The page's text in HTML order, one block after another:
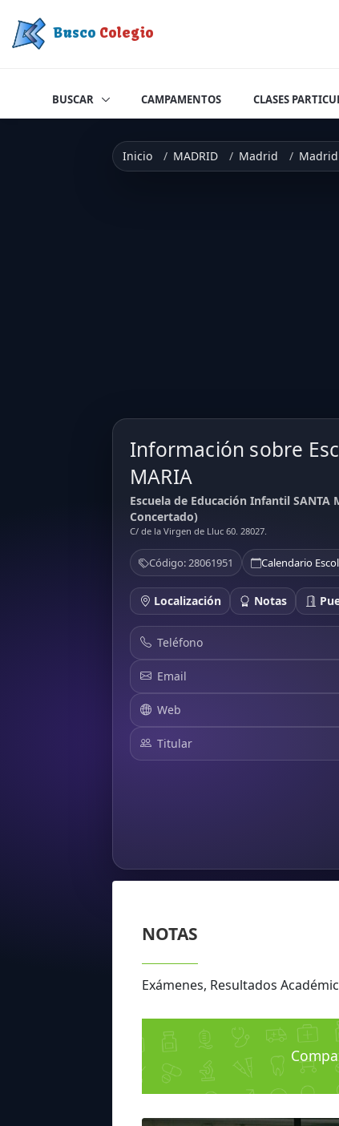
Busco Colegio
BUSCAR CAMPAMENTOS CLASES
Inicio MADRID Madrid Madrid
Información sobre
MARIA
Escuela de Educación Infantil
Concertado)
C/ de la Virgen de Lluc 60. 28027.
Código: 28061951 Calendario
Localización Notas
Teléfono
Email
Web
Titular
NOTAS
Exámenes, Resultados